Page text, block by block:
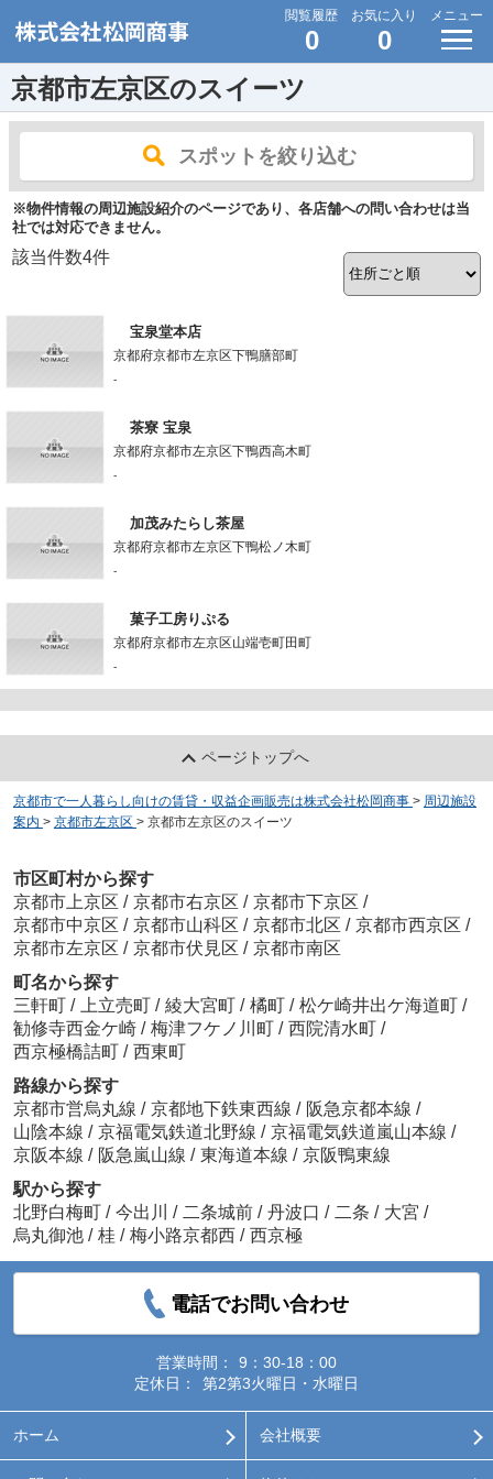
閲覧履歴
0
お気に入り
0
メニュー
京都市左京区のスイーツ
スポットを絞り込む
※物件情報の周辺施設紹介のページであり、各店舗への問い合わせは当
社では対応できません。
該当件数4件
宝泉堂本店
京都府京都市左京区下鴨膳部町
-
茶寮 宝泉
京都府京都市左京区下鴨西高木町
-
加茂みたらし茶屋
京都府京都市左京区下鴨松ノ木町
-
菓子工房りぷる
京都府京都市左京区山端壱町田町
-
ページトップへ
京都市で一人暮らし向けの賃貸・収益企画販売は株式会社松岡商事 > 周辺施設
案内 > 京都市左京区 > 京都市左京区のスイーツ
市区町村から探す
京都市上京区 / 京都市右京区 / 京都市下京区 /
京都市中京区 / 京都市山科区 / 京都市北区 / 京都市西京区 /
京都市左京区 / 京都市伏見区 / 京都市南区
町名から探す
三軒町 / 上立売町 / 綾大宮町 / 橘町 / 松ケ崎井出ケ海道町 /
勧修寺西金ケ崎 / 梅津フケノ川町 / 西院清水町 /
西京極橋詰町 / 西東町
路線から探す
京都市営烏丸線 / 京都地下鉄東西線 / 阪急京都本線 /
山陰本線 / 京福電気鉄道北野線 / 京福電気鉄道嵐山本線 /
京阪本線 / 阪急嵐山線 / 東海道本線 / 京阪鴨東線
駅から探す
北野白梅町 / 今出川 / 二条城前 / 丹波口 / 二条 / 大宮 /
烏丸御池 / 桂 / 梅小路京都西 / 西京極
電話でお問い合わせ
営業時間：
9：30-18：00
定休日：
第2第3火曜日・水曜日
ホーム 会社概要